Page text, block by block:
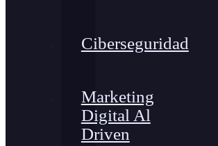
Ciberseguridad
Marketing
Digital Al
Driven